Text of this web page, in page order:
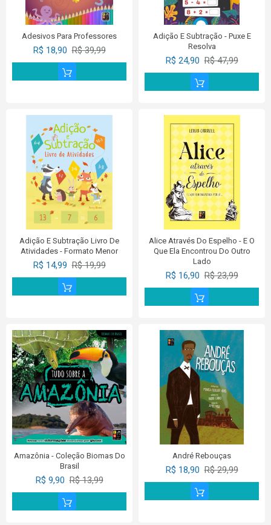
Adesivos Para Professores
R$ 18,90 R$ 39,99
Adição E Subtração - Puxe E
Resolva
R$ 24,90 R$ 47,99
Adição E Subtração Livro De
Atividades - Formato Menor
R$ 14,99 R$ 19,99
Alice Através Do Espelho - E O
Que Ela Encontrou Do Outro
Lado
R$ 16,90 R$ 23,99
Amazônia - Coleção Biomas Do
Brasil
R$ 9,90 R$ 13,99
André Rebouças
R$ 18,90 R$ 29,99